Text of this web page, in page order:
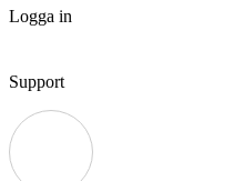
Logga in
Support